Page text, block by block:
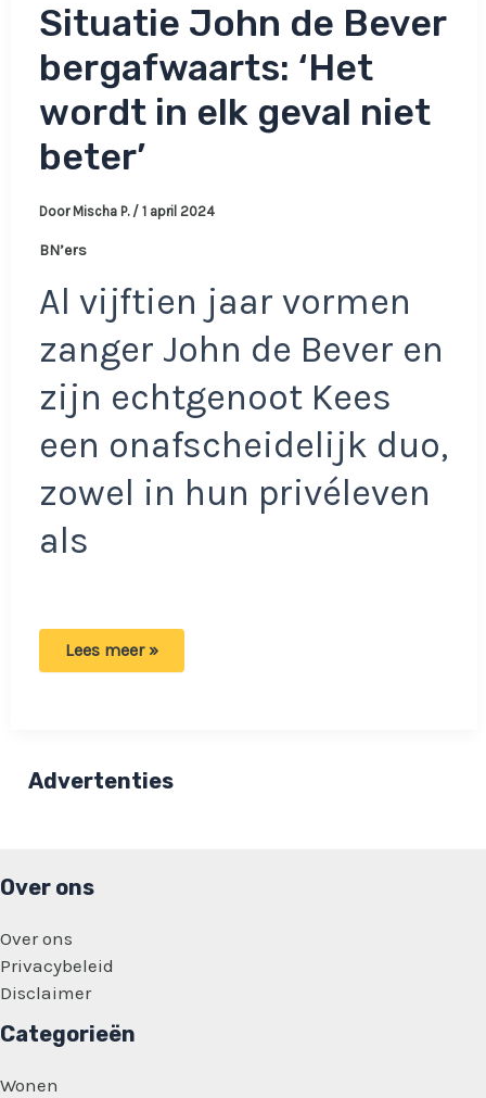
Situatie John de Bever
bergafwaarts: ‘Het
wordt in elk geval niet
beter’
Door Mischa P. / 1 april 2024
BN’ers
Al vijftien jaar vormen
zanger John de Bever en
zijn echtgenoot Kees
een onafscheidelijk duo,
zowel in hun privéleven
als
Situatie
elk
Lees meer »
Advertenties
Over ons
Over ons
Privacybeleid
Disclaimer
Categorieën
Wonen